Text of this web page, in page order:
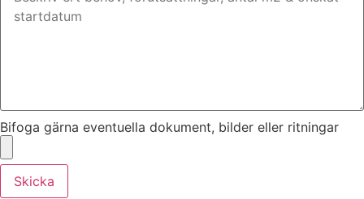
Bifoga gärna eventuella dokument, bilder eller ritningar
Skicka